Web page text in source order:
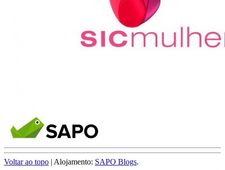
Voltar ao topo | Alojamento: SAPO Blogs.